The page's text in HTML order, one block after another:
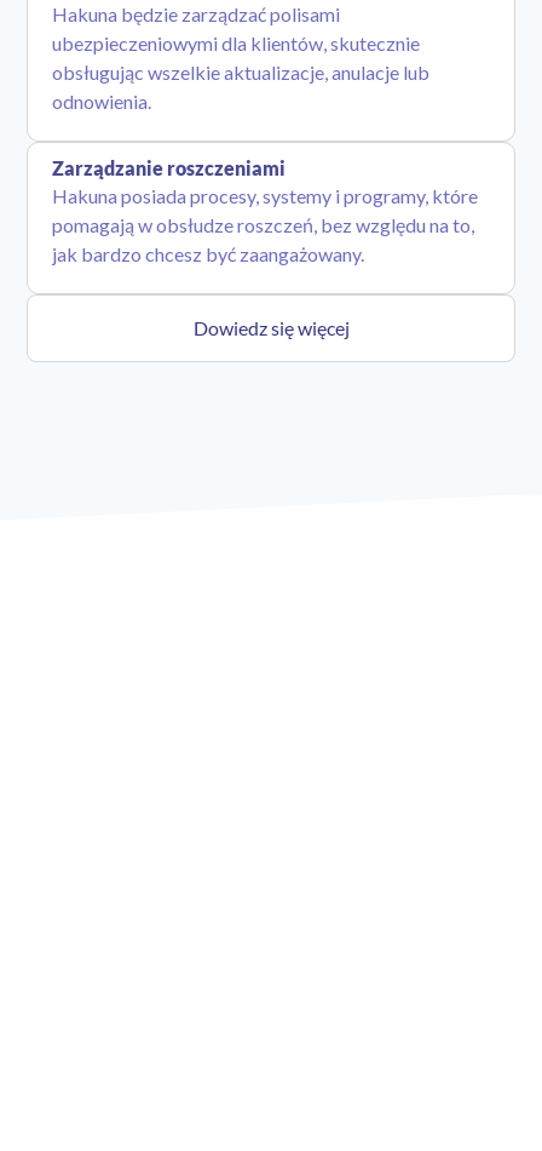
Hakuna będzie zarządzać polisami
ubezpieczeniowymi dla klientów, skutecznie
obsługując wszelkie aktualizacje, anulacje lub
odnowienia.
Zarządzanie roszczeniami
Hakuna posiada procesy, systemy i programy, które
pomagają w obsłudze roszczeń, bez względu na to,
jak bardzo chcesz być zaangażowany.
Dowiedz się więcej